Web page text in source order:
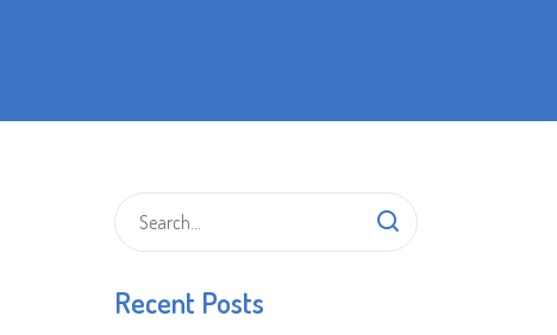
Recent Posts